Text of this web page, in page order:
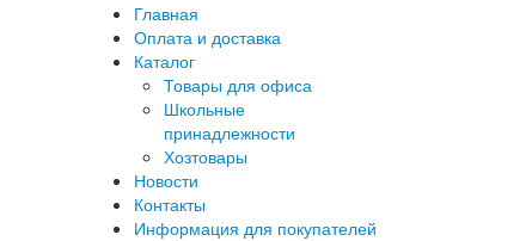
Главная
Оплата и доставка
Каталог
Товары для офиса
Школьные
принадлежности
Хозтовары
Новости
Контакты
Информация для покупателей